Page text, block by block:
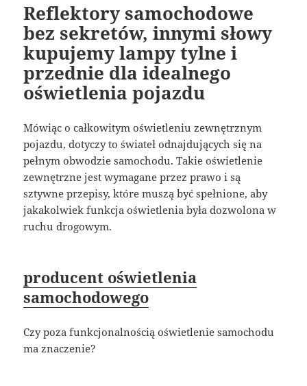
Reflektory samochodowe
bez sekretów, innymi słowy
kupujemy lampy tylne i
przednie dla idealnego
oświetlenia pojazdu
Mówiąc o całkowitym oświetleniu zewnętrznym
pojazdu, dotyczy to świateł odnajdujących się na
pełnym obwodzie samochodu. Takie oświetlenie
zewnętrzne jest wymagane przez prawo i są
sztywne przepisy, które muszą być spełnione, aby
jakakolwiek funkcja oświetlenia była dozwolona w
ruchu drogowym.
producent oświetlenia
samochodowego
Czy poza funkcjonalnością oświetlenie samochodu
ma znaczenie?